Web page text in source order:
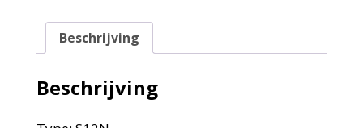
Beschrijving
Beschrijving